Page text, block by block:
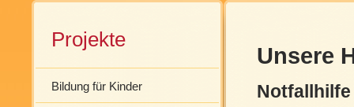
Projekte
Bildung für Kinder
Unsere